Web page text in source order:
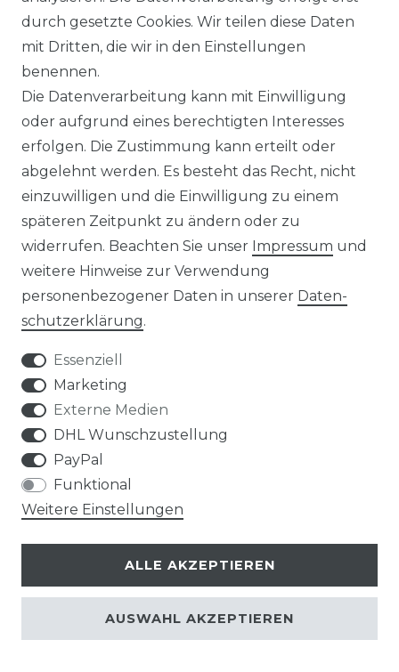
SERVICE & INFOS
ONLINE-KAUFBERATER
MONTAGESERVICE
VERSANDKOSTEN
BEZAHLUNG
LEXIKON
UNTERNEHMEN
ÜBER UNS
MAGAZIN
REFERENZEN
durch gesetzte Cookies. Wir teilen diese Daten
mit Dritten, die wir in den Einstellungen
benennen.
Die Datenverarbeitung kann mit Einwilligung
oder aufgrund eines berechtigten Interesses
erfolgen. Die Zustimmung kann erteilt oder
abgelehnt werden. Es besteht das Recht, nicht
einzuwilligen und die Einwilligung zu einem
späteren Zeitpunkt zu ändern oder zu
widerrufen. Beachten Sie unser Impressum und
weitere Hinweise zur Verwendung
personenbezogener Daten in unserer Daten­
schutz­erklärung.
Essenziell
Marketing
Externe Medien
DHL Wunschzustellung
PayPal
Funktional
Weitere Einstellungen
ALLE AKZEPTIEREN
AUSWAHL AKZEPTIEREN